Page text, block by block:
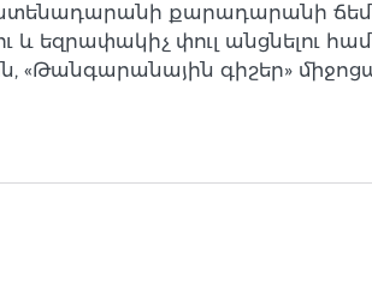
քարադարանի
եզրափակիչ փուլ անցնելու
«Թանգարանային գիշեր»